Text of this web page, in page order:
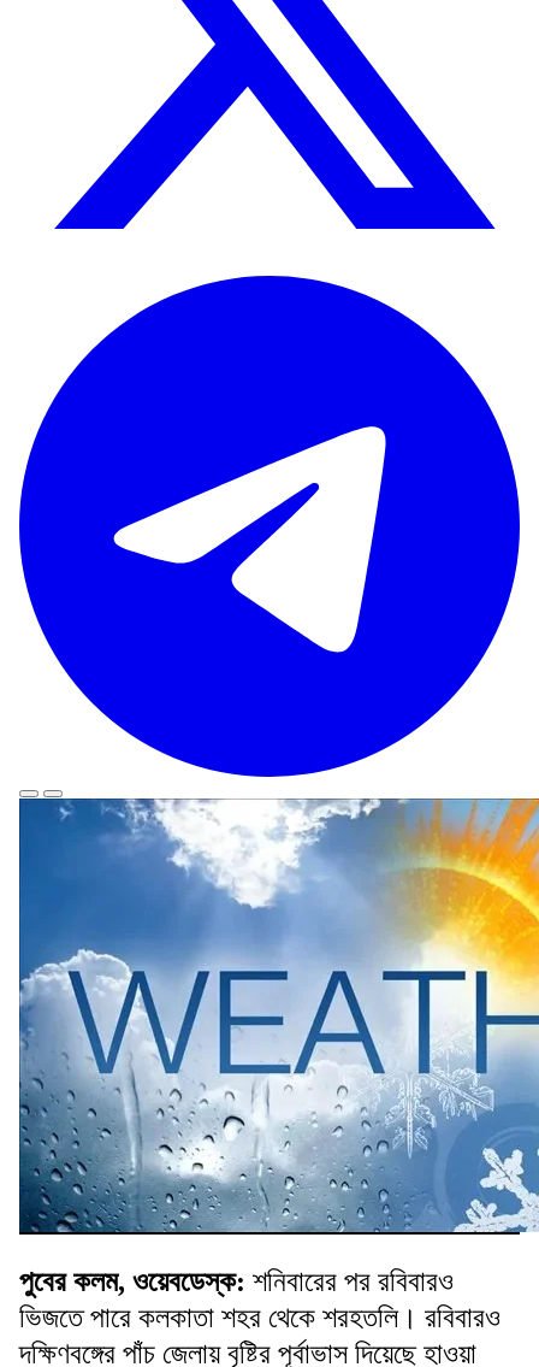
পুবের কলম, ওয়েবডেস্ক: শনিবারের পর রবিবারও
ভিজতে পারে কলকাতা শহর থেকে শরহতলি। রবিবারও
দক্ষিণবঙ্গের পাঁচ জেলায় বৃষ্টির পূর্বাভাস দিয়েছে হাওয়া